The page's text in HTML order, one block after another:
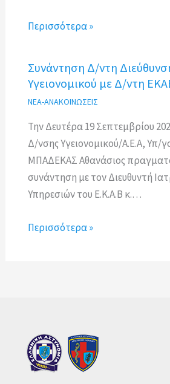
Περισσότερα »
Συνάντηση Δ/ντη
Υγειονομικού με Δ/ντη
ΝΕΑ-ΑΝΑΚΟΙΝΩΣΕΙΣ
Την Δευτέρα 19 Σεπτεμβρίου
Δ/νσης Υγειονομικού/Α.Ε.Α, Υπ/
ΜΠΑΔΕΚΑΣ Αθανάσιος
συνάντηση με τον Διευθυντή
Υπηρεσιών του Ε.Κ.Α.Β κ.…
Περισσότερα »